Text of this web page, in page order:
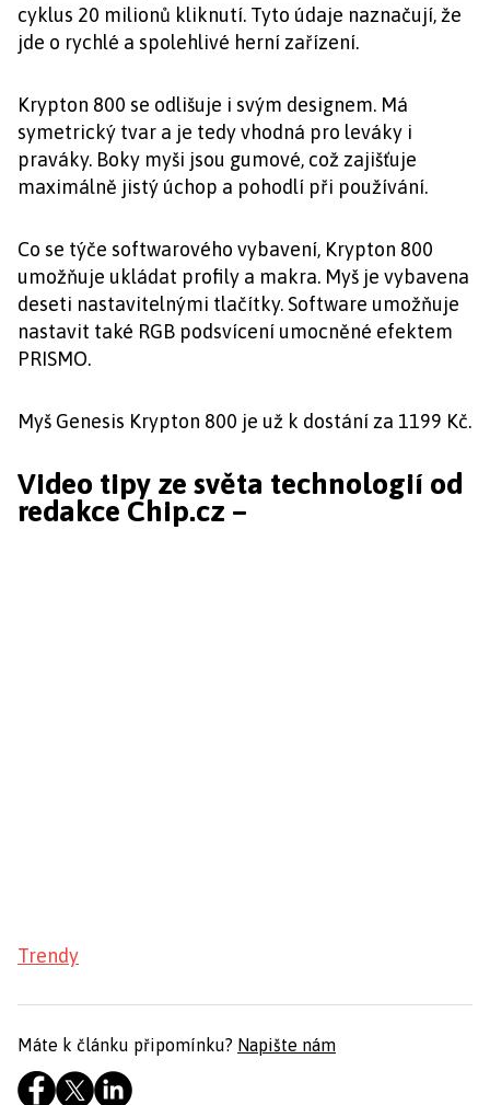
cyklus 20 milionů kliknutí. Tyto údaje naznačují, že
jde o rychlé a spolehlivé herní zařízení.
Krypton 800 se odlišuje i svým designem. Má
symetrický tvar a je tedy vhodná pro leváky i
praváky. Boky myši jsou gumové, což zajišťuje
maximálně jistý úchop a pohodlí při používání.
Co se týče softwarového vybavení, Krypton 800
umožňuje ukládat profily a makra. Myš je vybavena
deseti nastavitelnými tlačítky. Software umožňuje
nastavit také RGB podsvícení umocněné efektem
PRISMO.
Myš Genesis Krypton 800 je už k dostání za 1199 Kč.
Video tipy ze světa technologií od
redakce Chip.cz –
Trendy
Máte k článku připomínku? Napište nám